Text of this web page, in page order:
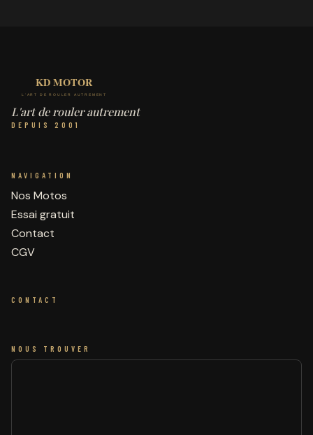
L'art de rouler autrement
DEPUIS 2001
NAVIGATION
Nos Motos
Essai gratuit
Contact
CGV
CONTACT
NOUS TROUVER